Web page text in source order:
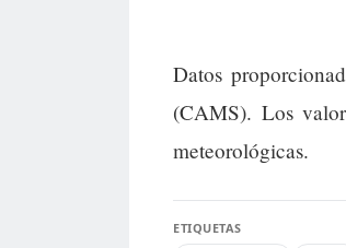
Datos
(CAMS). Los
meteorológicas.
ETIQUETAS